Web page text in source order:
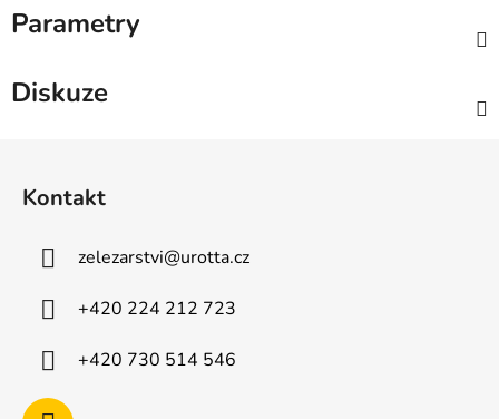
Parametry
Diskuze
Kontakt
zelezarstvi@urotta.cz
+420 224 212 723
+420 730 514 546